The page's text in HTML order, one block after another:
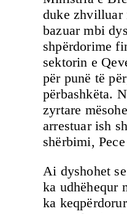
duke zhvilluar
bazuar mbi
shpërdorime
sektorin e
për punë të
përbashkëta.
zyrtare
arrestuar ish
shërbimi,
Ai dyshohet
ka udhëhequr
ka